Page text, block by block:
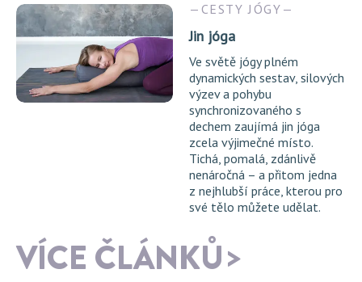
CESTY JÓGY
Jin jóga
Ve světě jógy plném
dynamických sestav, silových
výzev a pohybu
synchronizovaného s
dechem zaujímá jin jóga
zcela výjimečné místo.
Tichá, pomalá, zdánlivě
nenáročná – a přitom jedna
z nejhlubší práce, kterou pro
své tělo můžete udělat.
VÍCE ČLÁNKŮ